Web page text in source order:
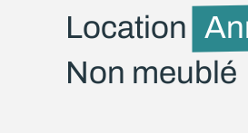
Location
Non meublé